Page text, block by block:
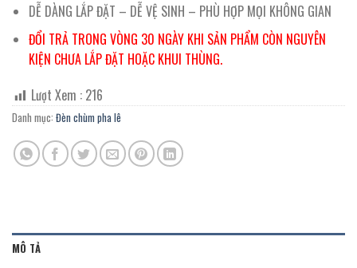
DỄ DÀNG LẮP ĐẶT – DỄ VỆ SINH – PHÙ HỢP MỌI KHÔNG GIAN
ĐỔI TRẢ TRONG VÒNG 30 NGÀY KHI SẢN PHẨM CÒN NGUYÊN
KIỆN CHƯA LẮP ĐẶT HOẶC KHUI THÙNG.
Lượt Xem : 216
Danh mục: Đèn chùm pha lê
MÔ TẢ